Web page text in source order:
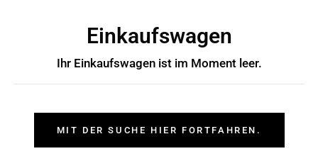
Einkaufswagen
Ihr Einkaufswagen ist im Moment leer.
MIT DER SUCHE HIER FORTFAHREN.